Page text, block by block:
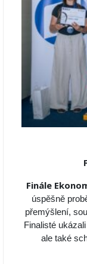
Finále
úspěšně
přemýšlení,
Finalisté
ale také